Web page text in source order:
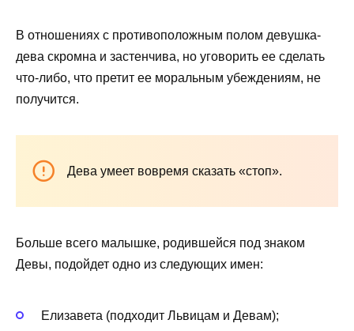
В отношениях с противоположным полом девушка-
дева скромна и застенчива, но уговорить ее сделать
что-либо, что претит ее моральным убеждениям, не
получится.
Дева умеет вовремя сказать «стоп».
Больше всего малышке, родившейся под знаком
Девы, подойдет одно из следующих имен:
Елизавета (подходит Львицам и Девам);